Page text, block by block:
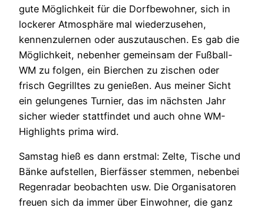
gute Möglichkeit für die Dorfbewohner, sich in
lockerer Atmosphäre mal wiederzusehen,
kennenzulernen oder auszutauschen. Es gab die
Möglichkeit, nebenher gemeinsam der Fußball-
WM zu folgen, ein Bierchen zu zischen oder
frisch Gegrilltes zu genießen. Aus meiner Sicht
ein gelungenes Turnier, das im nächsten Jahr
sicher wieder stattfindet und auch ohne WM-
Highlights prima wird.
Samstag hieß es dann erstmal: Zelte, Tische und
Bänke aufstellen, Bierfässer stemmen, nebenbei
Regenradar beobachten usw. Die Organisatoren
freuen sich da immer über Einwohner, die ganz